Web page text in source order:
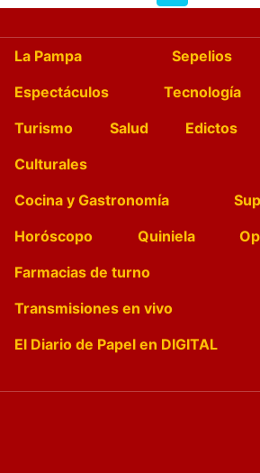
La Pampa Sepelios
Espectáculos
Tecnología
Turismo
Salud Edictos
Culturales
Cocina y Gastronomía
Horóscopo
Quiniela
Farmacias de turno
Transmisiones en vivo
El Diario de Papel en DIGITAL